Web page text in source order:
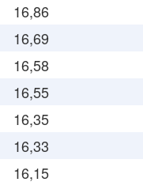
16,86
16,69
16,58
16,55
16,35
16,33
16,15